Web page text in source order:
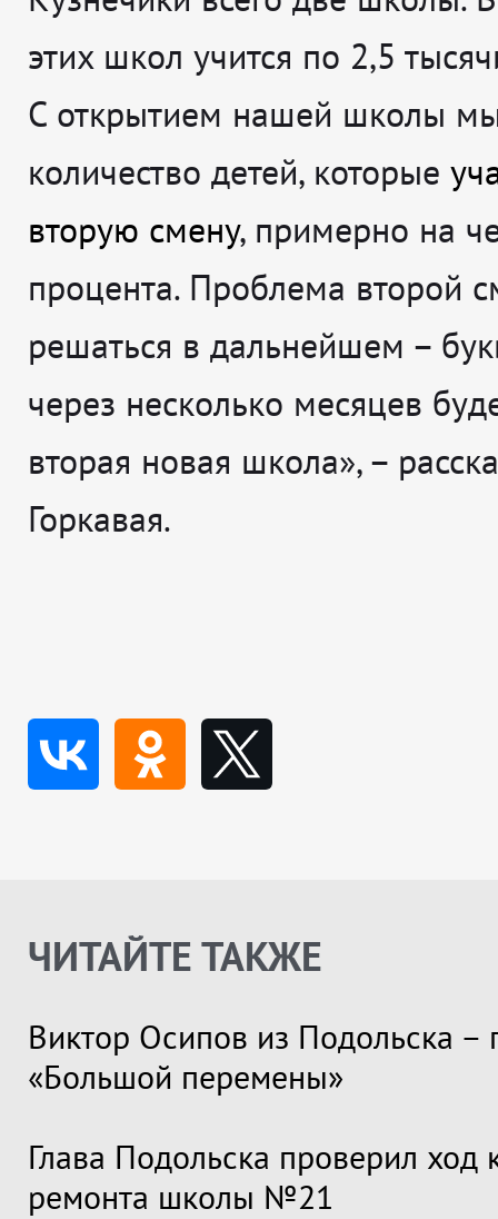
этих школ учится по 2,5
С открытием нашей школы
количество детей, которые
вторую смену, примерно на
процента. Проблема второй
решаться в дальнейшем –
через несколько месяцев
вторая новая школа», –
Горкавая.
ЧИТАЙТЕ ТАКЖЕ
Виктор Осипов из Подольска –
«Большой перемены»
Глава Подольска проверил ход
ремонта школы №21